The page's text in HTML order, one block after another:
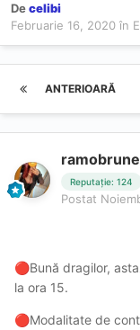
Decelibi
Februarie 16, 2020 în
ANTERIOARĂ
Reputație: 124
Postat
🔴Bună dragilor,
la ora 15.
🔴Modalitate de